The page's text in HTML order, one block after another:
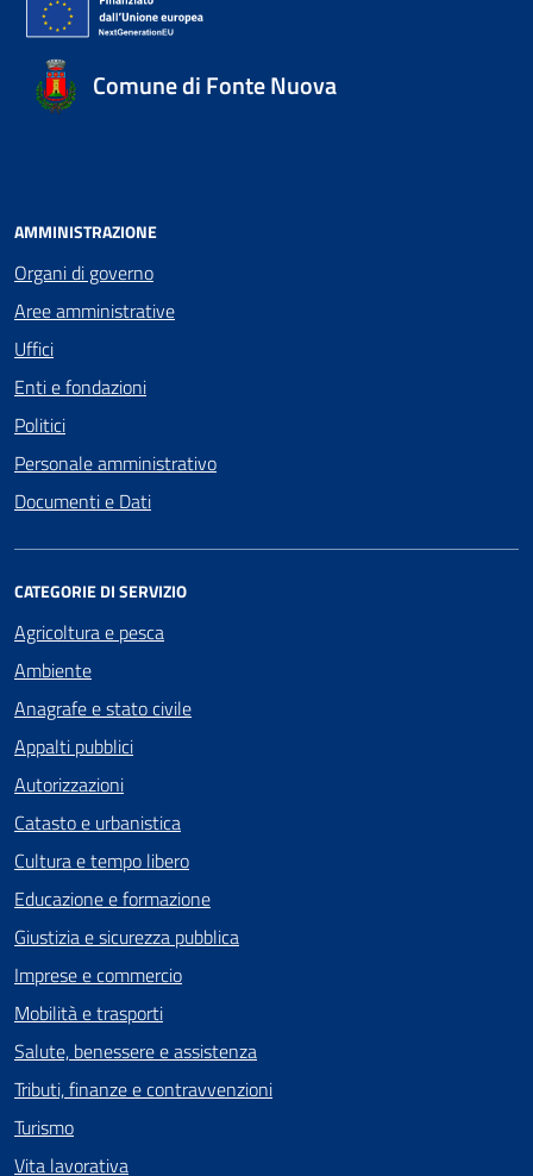
Comune di Fonte Nuova
AMMINISTRAZIONE
Organi di governo
Aree amministrative
Uffici
Enti e fondazioni
Politici
Personale amministrativo
Documenti e Dati
CATEGORIE DI SERVIZIO
Agricoltura e pesca
Ambiente
Anagrafe e stato civile
Appalti pubblici
Autorizzazioni
Catasto e urbanistica
Cultura e tempo libero
Educazione e formazione
Giustizia e sicurezza pubblica
Imprese e commercio
Mobilità e trasporti
Salute, benessere e assistenza
Tributi, finanze e contravvenzioni
Turismo
Vita lavorativa